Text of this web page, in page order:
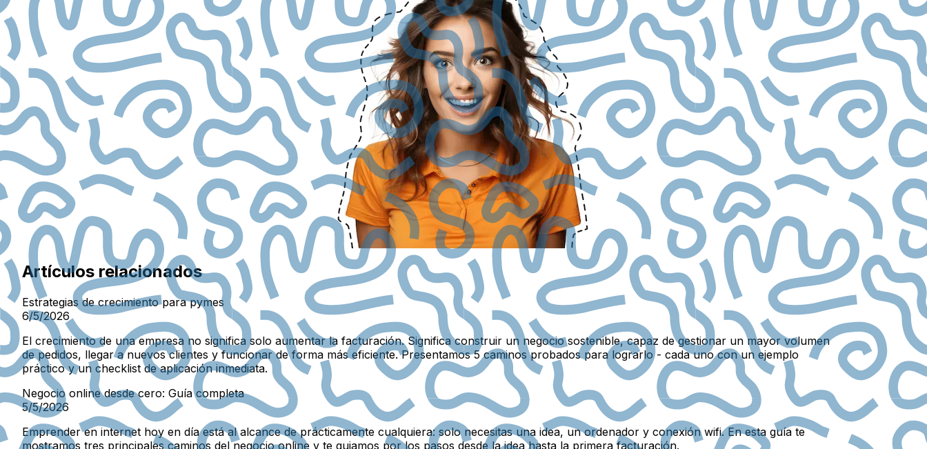
Artículos relacionados
Estrategias de crecimiento para pymes
6/5/2026
El crecimiento de una empresa no significa solo aumentar la facturación. Significa construir un negocio sostenible, capaz de gestionar un mayor volumen
de pedidos, llegar a nuevos clientes y funcionar de forma más eficiente. Presentamos 5 caminos probados para lograrlo - cada uno con un ejemplo
práctico y un checklist de aplicación inmediata.
Negocio online desde cero: Guía completa
5/5/2026
Emprender en internet hoy en día está al alcance de prácticamente cualquiera: solo necesitas una idea, un ordenador y conexión wifi. En esta guía te
mostramos tres principales caminos del negocio online y te guiamos por los pasos desde la idea hasta la primera facturación.